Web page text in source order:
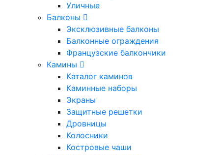
Уличные
Балконы
Эксклюзивные балконы
Балконные ограждения
Французские балкончики
Камины
Каталог каминов
Каминные наборы
Экраны
Защитные решетки
Дровницы
Колосники
Костровые чаши